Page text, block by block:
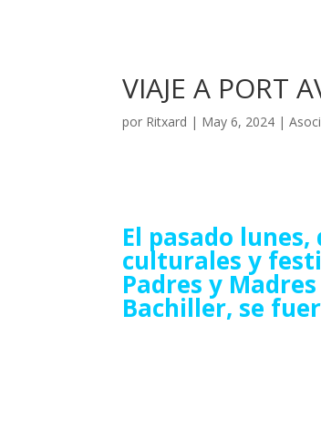
VIAJE A PORT
por Ritxard | May 6, 2024 |
El pasado
culturales y
Padres y
Bachiller, se